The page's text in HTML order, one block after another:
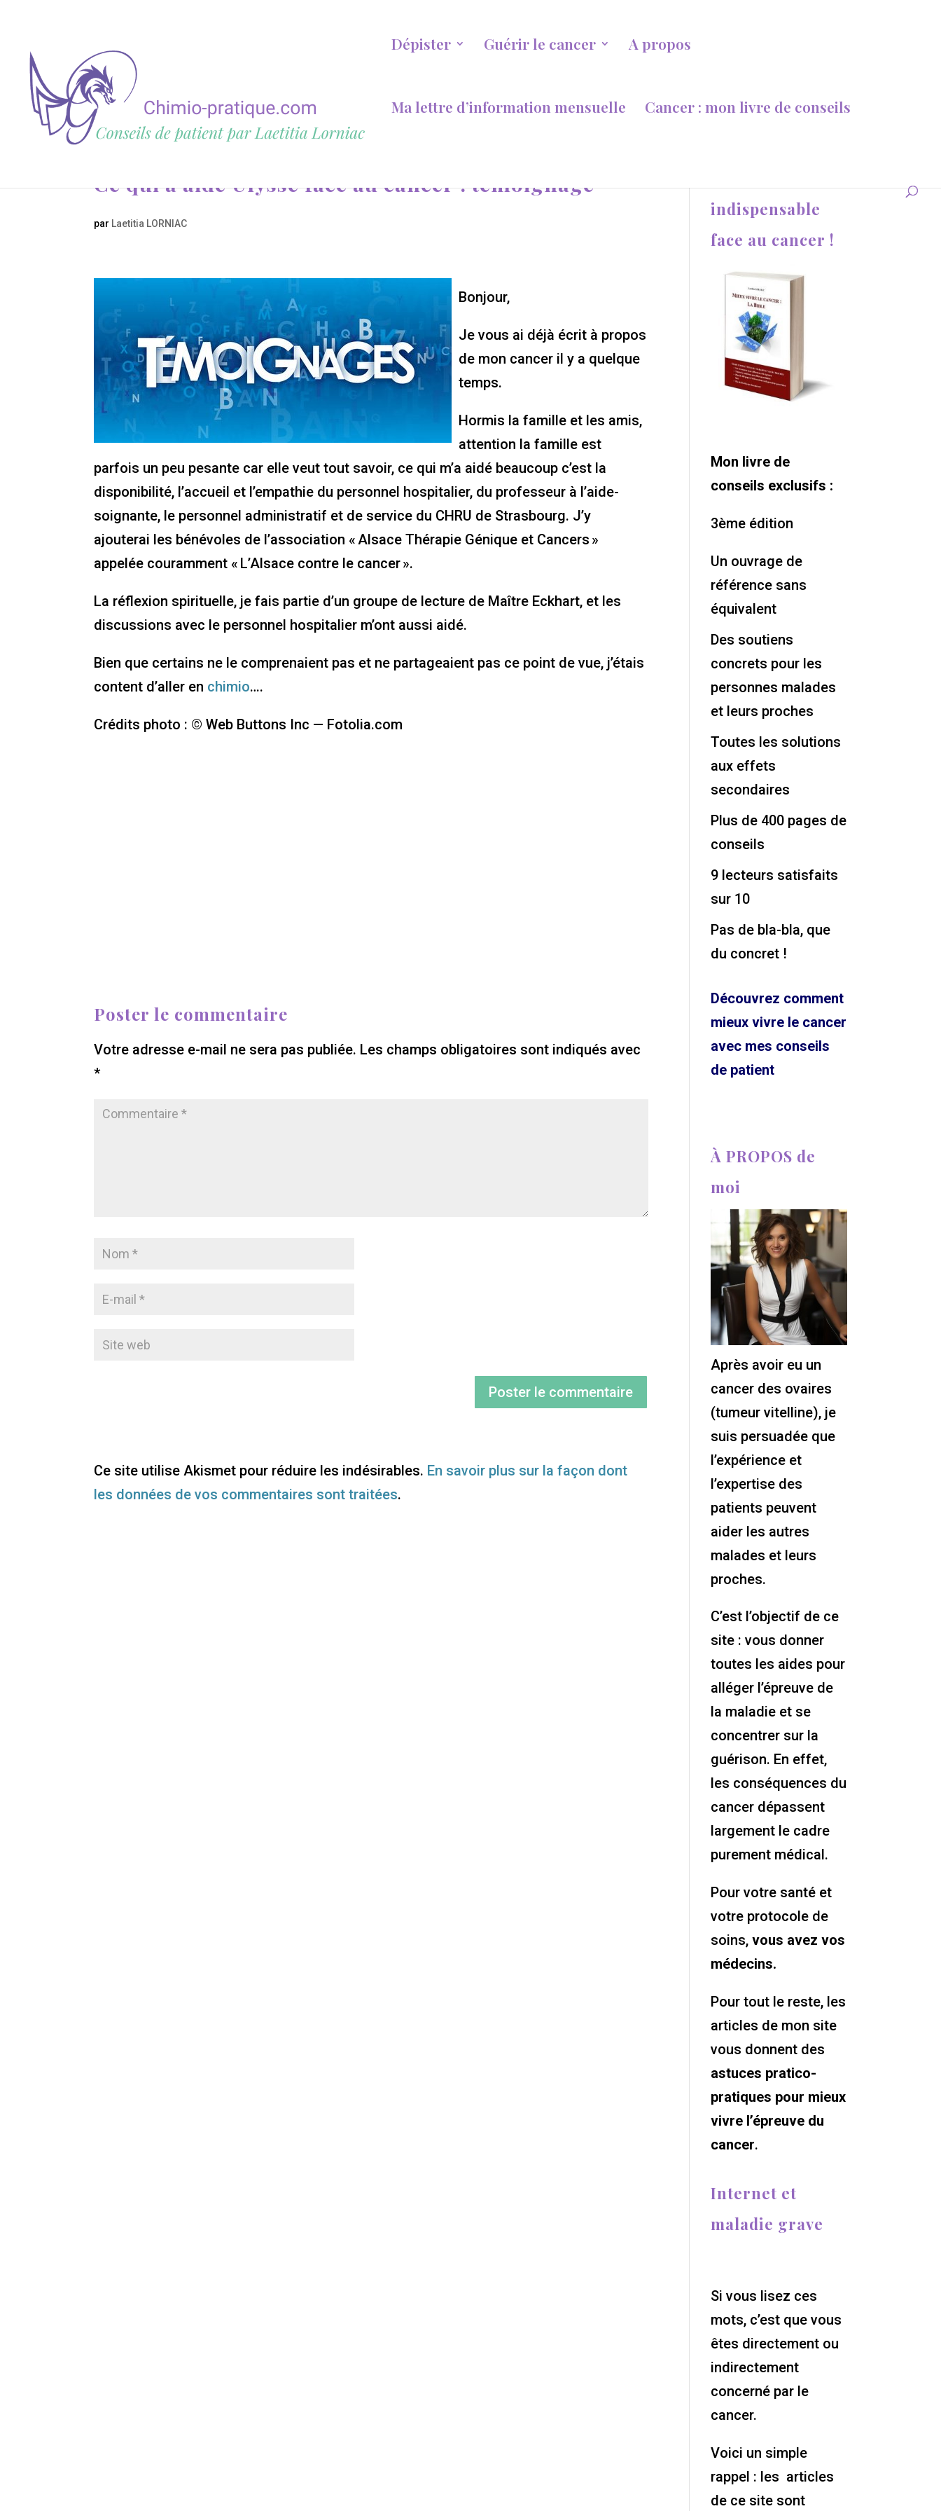
Dépister Guérir le cancer A propos
Ma lettre d’information mensuelle Cancer : mon livre de conseils
Ce qui a aidé Ulysse face au cancer : témoignage
par Laetitia LORNIAC
Bonjour,
Je vous ai déjà écrit à propos
de mon cancer il y a quelque
temps.
Hormis la famille et les amis,
attention la famille est
parfois un peu pesante car elle veut tout savoir, ce qui m’a aidé beaucoup c’est la
disponibilité, l’accueil et l’empathie du personnel hospitalier, du professeur à l’aide-
soignante, le personnel administratif et de service du CHRU de Strasbourg. J’y
ajouterai les bénévoles de l’association « Alsace Thérapie Génique et Cancers »
appelée couramment « L’Alsace contre le cancer ».
La réflexion spirituelle, je fais partie d’un groupe de lecture de Maître Eckhart, et les
discussions avec le personnel hospitalier m’ont aussi aidé.
Bien que certains ne le comprenaient pas et ne partageaient pas ce point de vue, j’étais
content d’aller en chimio….
Crédits photo : © Web Buttons Inc — Fotolia.com
Poster le commentaire
Votre adresse e-mail ne sera pas publiée. Les champs obligatoires sont indiqués avec
*
Ce site utilise Akismet pour réduire les indésirables. En savoir plus sur la façon dont
les données de vos commentaires sont traitées.
indispensable
face au cancer !
Mon livre de
conseils exclusifs :
3ème édition
Un ouvrage de
référence sans
équivalent
Des soutiens
concrets pour les
personnes malades
et leurs proches
Toutes les solutions
aux effets
secondaires
Plus de 400 pages de
conseils
9 lecteurs satisfaits
sur 10
Pas de bla-bla, que
du concret !
Découvrez comment
mieux vivre le cancer
avec mes conseils
de patient
À PROPOS de
moi
Après avoir eu un
cancer des ovaires
(tumeur vitelline), je
suis persuadée que
l’expérience et
l’expertise des
patients peuvent
aider les autres
malades et leurs
proches.
C’est l’objectif de ce
site : vous donner
toutes les aides pour
alléger l’épreuve de
la maladie et se
concentrer sur la
guérison. En effet,
les conséquences du
cancer dépassent
largement le cadre
purement médical.
Pour votre santé et
votre protocole de
soins,vous avez vos
médecins.
Pour tout le reste, les
articles de mon site
vous donnent des
astuces pratico-
pratiques pour mieux
vivre l’épreuve du
cancer.
Internet et
maladie grave
Si vous lisez ces
mots, c’est que vous
êtes directement ou
indirectement
concerné par le
cancer.
Voici un simple
rappel : les articles
de ce site sont